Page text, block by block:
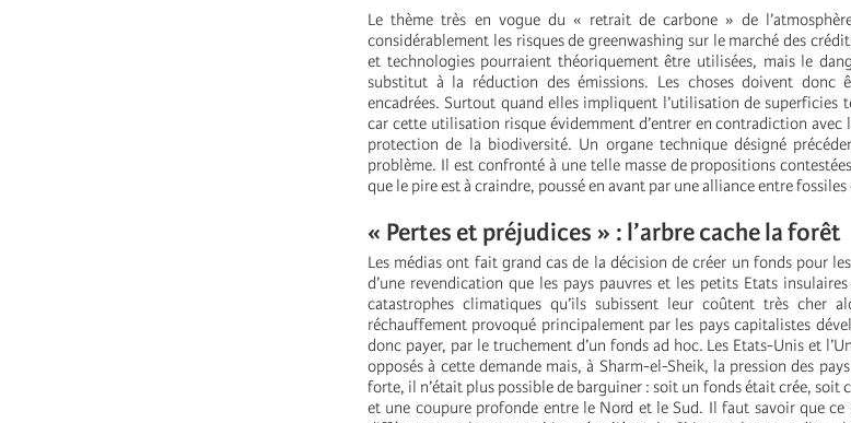
Le thème très en vogue du « retrait de carbone » de
considérablement les risques de greenwashing sur le marché des
et technologies pourraient théoriquement être utilisées, mais le
substitut à la réduction des émissions. Les choses doivent donc
encadrées. Surtout quand elles impliquent l’utilisation de superficies
car cette utilisation risque évidemment d’entrer en contradiction avec
protection de la biodiversité. Un organe technique désigné
problème. Il est confronté à une telle masse de propositions
que le pire est à craindre, poussé en avant par une alliance entre
« Pertes et préjudices » : l’arbre cache la forêt
Les médias ont fait grand cas de la décision de créer un fonds pour
d’une revendication que les pays pauvres et les petits Etats
catastrophes climatiques qu’ils subissent leur coûtent très cher
réchauffement provoqué principalement par les pays capitalistes
donc payer, par le truchement d’un fonds ad hoc. Les Etats-Unis et
opposés à cette demande mais, à Sharm-el-Sheik, la pression des
forte, il n’était plus possible de barguiner : soit un fonds était crée, soit
et une coupure profonde entre le Nord et le Sud. Il faut savoir que ce